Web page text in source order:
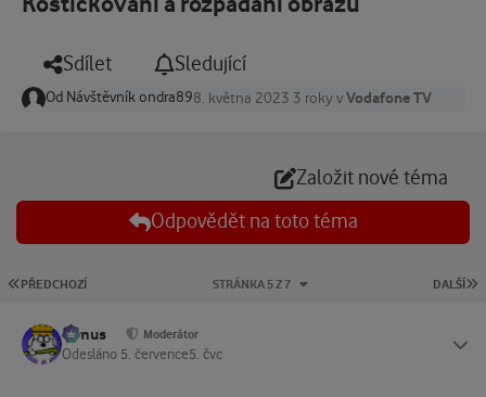
Sdílet Sledující
Od Návštěvník ondra898. května 2023 3 rokyvVodafone TV
Založit nové téma
Odpovědět na toto téma
PRVNÍ STRÁNKA
PŘEDCHOZÍ DALŠÍ
STRÁNKA 5 Z 7
tomus Moderátor
Odesláno 5. července5. čvc